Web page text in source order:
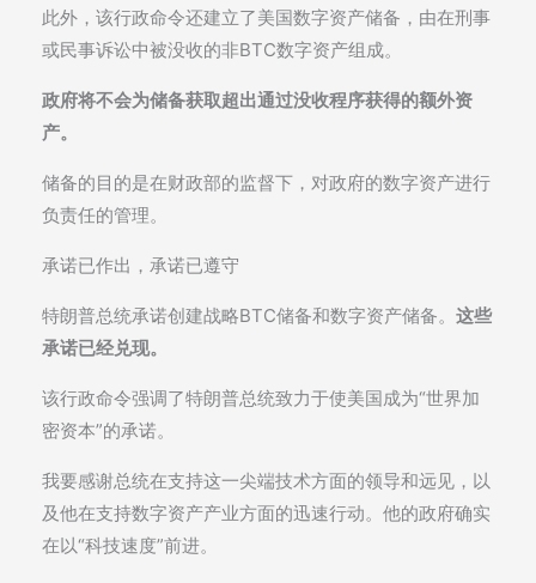
此外，该行政命令还建立了美国数字资产储备，由在刑事
或民事诉讼中被没收的非BTC数字资产组成。
政府将不会为储备获取超出通过没收程序获得的额外资
产。
储备的目的是在财政部的监督下，对政府的数字资产进行
负责任的管理。
承诺已作出，承诺已遵守
特朗普总统承诺创建战略BTC储备和数字资产储备。 这些
承诺已经兑现。
该行政命令强调了特朗普总统致力于使美国成为“世界加
密资本”的承诺。
我要感谢总统在支持这一尖端技术方面的领导和远见，以
及他在支持数字资产产业方面的迅速行动。他的政府确实
在以“科技速度”前进。